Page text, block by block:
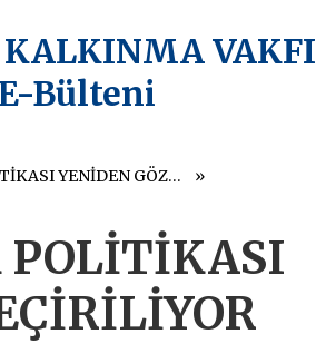
VAKFI
Bülteni
AVRUPA KOMŞULUK POLİTİKASI YENİDEN GÖZDEN GEÇİRİLİYOR
POLİTİKASI